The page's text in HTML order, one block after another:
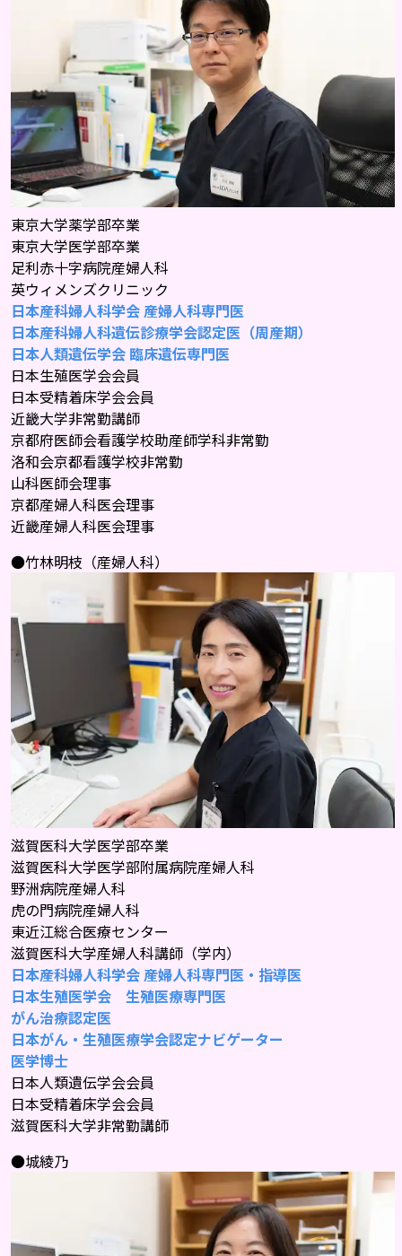
東京大学薬学部卒業
東京大学医学部卒業
足利赤十字病院産婦人科
英ウィメンズクリニック
日本産科婦人科学会 産婦人科専門医
日本産科婦人科遺伝診療学会認定医（周産期）
日本人類遺伝学会 臨床遺伝専門医
日本生殖医学会会員
日本受精着床学会会員
近畿大学非常勤講師
京都府医師会看護学校助産師学科非常勤
洛和会京都看護学校非常勤
山科医師会理事
京都産婦人科医会理事
近畿産婦人科医会理事
●竹林明枝（産婦人科）
滋賀医科大学医学部卒業
滋賀医科大学医学部附属病院産婦人科
野洲病院産婦人科
虎の門病院産婦人科
東近江総合医療センター
滋賀医科大学産婦人科講師（学内）
日本産科婦人科学会 産婦人科専門医・指導医
日本生殖医学会　生殖医療専門医
がん治療認定医
日本がん・生殖医療学会認定ナビゲーター
医学博士
日本人類遺伝学会会員
日本受精着床学会会員
滋賀医科大学非常勤講師
●城綾乃